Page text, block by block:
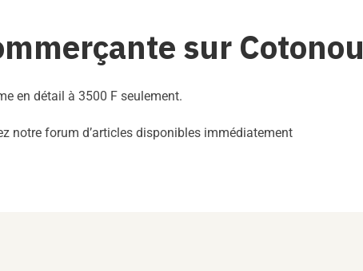
sur Cotonou
en détail à 3500 F seulement.
notre forum d’articles disponibles immédiatement